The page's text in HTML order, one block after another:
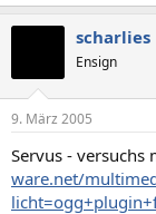
scharlies
Ensign
9. März 2005
Servus - versuchs
ware.net/